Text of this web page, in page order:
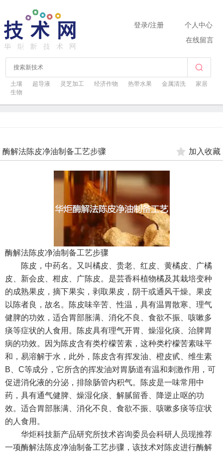
土壤 超导液 灵芝加工 经济作物 热带水果 金属清洗
家居
生物
登录/注册
个人中心
在线留言
酶解法陈皮净油制备工艺步骤 加入收藏
酶解法陈皮净油制备工艺步骤
陈皮，中药名。又叫橘皮、贵老、红皮、黄橘皮、广橘
皮、新会皮、柑皮、广陈皮。是芸香科植物橘及其栽培变种
的成熟果皮，摘下果实，剥取果皮，阴干或通风干燥。果皮
以陈者良，故名。陈皮味辛苦、性温，具有温胃散寒、理气
健脾的功效，适合胃部胀满、消化不良、食欲不振、咳嗽多
痰等症状的人食用。陈皮具有理气开胃、燥湿化痰、治脾胃
病的功效。因为陈皮含有类柠檬苦素，这种类柠檬苦素味平
和，易溶解于水，此外，陈皮含有挥发油、橙皮甙、维生素
B
C等成分，它所含的挥发油对胃肠道有温和刺激作用，可
促进消化液的分泌，排除肠管内积气。陈皮是一味常用中
药，具有通气健脾、燥湿化痰、解腻留香、降逆止呕的功
效。适合胃部胀满、消化不良、食欲不振、咳嗽多痰等症状
的人食用。
华炬科技新产品研究所技术咨询委员会科研人员现推荐
一项酶解法陈皮净油制备工艺步骤，该技术对陈皮进行酶解